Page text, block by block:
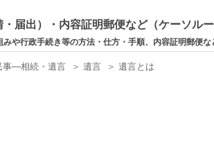
届出）・内容証明郵便など（ケーソルー
みや行政手続き等の方法・仕方・手順、内容証明郵便
―相続・遺言 ＞遺言 ＞遺言とは